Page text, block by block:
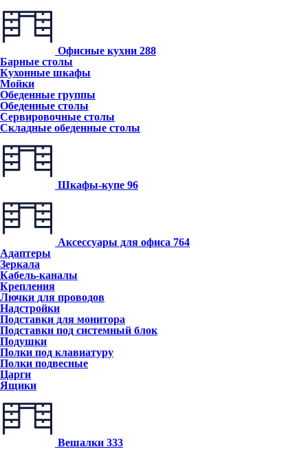
Офисные кухни 288
Барные столы
Кухонные шкафы
Мойки
Обеденные группы
Обеденные столы
Сервировочные столы
Складные обеденные столы
Шкафы-купе 96
Аксессуары для офиса 764
Адаптеры
Зеркала
Кабель-каналы
Крепления
Лючки для проводов
Надстройки
Подставки для монитора
Подставки под системный блок
Подушки
Полки под клавиатуру
Полки подвесные
Царги
Ящики
Вешалки 333